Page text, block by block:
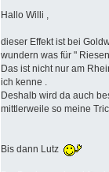
Hallo Willi ,
dieser Effekt ist bei
wundern was für "
Das ist nicht nur am
ich kenne .
Deshalb wird da auch
mittlerweile so meine
Bis dann Lutz